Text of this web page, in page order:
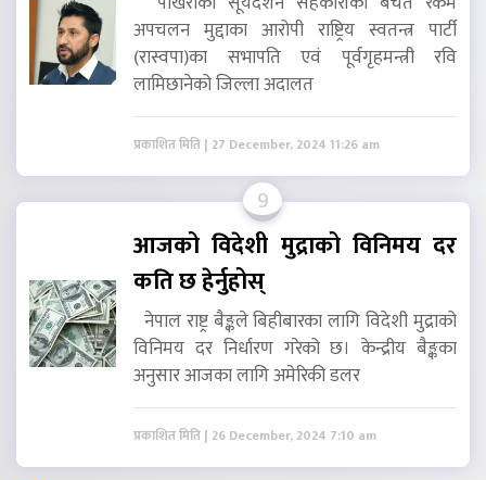
अपचलन मुद्दाका आरोपी राष्ट्रिय स्वतन्त्र पार्टी
(रास्वपा)का सभापति एवं पूर्वगृहमन्त्री रवि
लामिछानेको जिल्ला अदालत
प्रकाशित मिति | 27 December, 2024 11:26 am
9
आजको विदेशी मुद्राको विनिमय दर
कति छ हेर्नुहोस्
नेपाल राष्ट्र बैङ्कले बिहीबारका लागि विदेशी मुद्राको
विनिमय दर निर्धारण गरेको छ। केन्द्रीय बैङ्कका
अनुसार आजका लागि अमेरिकी डलर
प्रकाशित मिति | 26 December, 2024 7:10 am